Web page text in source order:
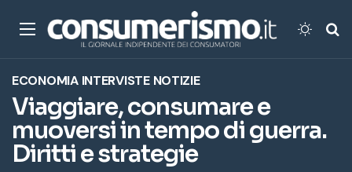
Menu
ECONOMIA INTERVISTE NOTIZIE
Viaggiare, consumare e
muoversi in tempo di guerra.
Diritti e strategie